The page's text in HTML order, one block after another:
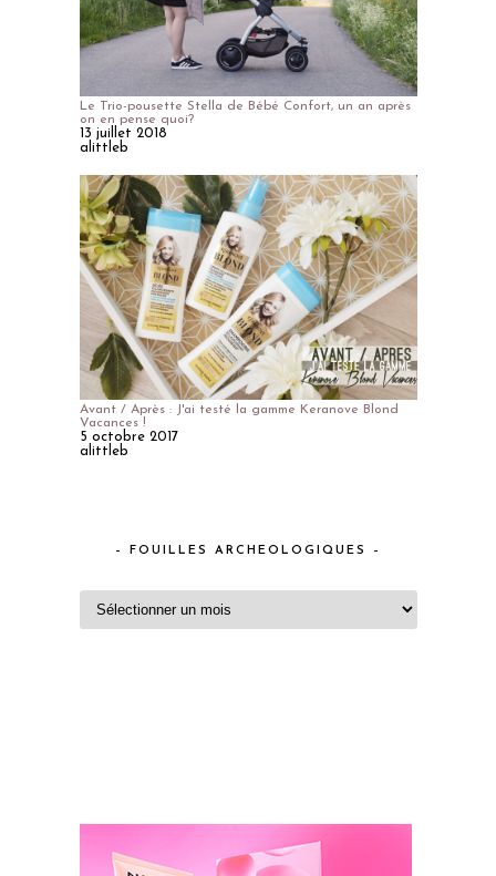
Le Trio-pousette Stella de Bébé Confort, un an après
on en pense quoi?
13 juillet 2018
alittleb
Avant / Après : J'ai testé la gamme Keranove Blond
Vacances !
5 octobre 2017
alittleb
– FOUILLES ARCHEOLOGIQUES –